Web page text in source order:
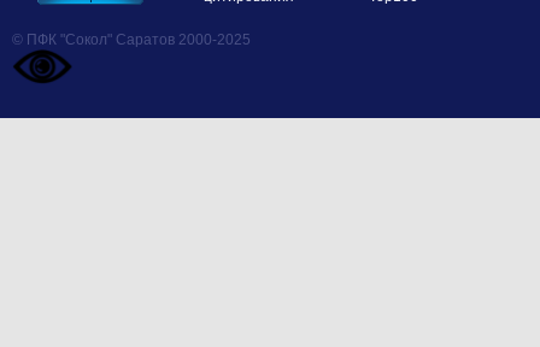
© ПФК "Сокол" Саратов 2000-2025